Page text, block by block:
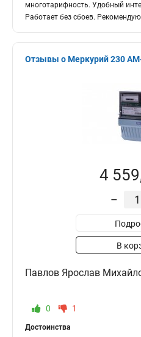
многотарифность. Удобный
Работает без сбоев.
Отзывы о Меркурий 230
4
–
В
Павлов Ярослав
0 1
Достоинства